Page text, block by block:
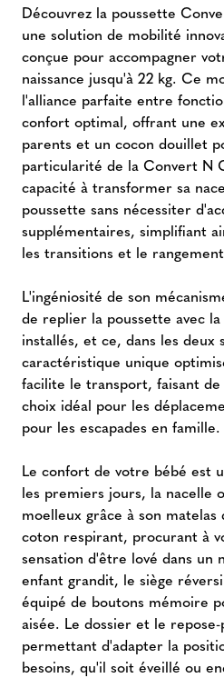
Découvrez la poussette
une solution de mobilité
conçue pour accompagner
naissance jusqu'à 22 kg. Ce
l'alliance parfaite entre
confort optimal, offrant une
parents et un cocon douillet
particularité de la Convert N
capacité à transformer sa
poussette sans nécessiter
supplémentaires, simplifiant
les transitions et le
L'ingéniosité de son
de replier la poussette avec
installés, et ce, dans les
caractéristique unique
facilite le transport, faisant
choix idéal pour les
pour les escapades en famille.
Le confort de votre bébé est
les premiers jours, la nacelle
moelleux grâce à son
coton respirant, procurant à
sensation d'être lové dans un
enfant grandit, le siège
équipé de boutons mémoire
aisée. Le dossier et le
permettant d'adapter la
besoins, qu'il soit éveillé ou